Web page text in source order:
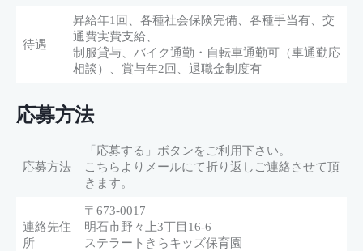
待遇
昇給年1回、各種社会保険完備、各種手当有、交
通費実費支給、
制服貸与、バイク通勤・自転車通勤可（車通勤応
相談）、賞与年2回、退職金制度有
応募方法
応募方法
「応募する」ボタンをご利用下さい。
こちらよりメールにて折り返しご連絡させて頂
きます。
連絡先住
所
〒673-0017
明石市野々上3丁目16-6
ステラートきらキッズ保育園